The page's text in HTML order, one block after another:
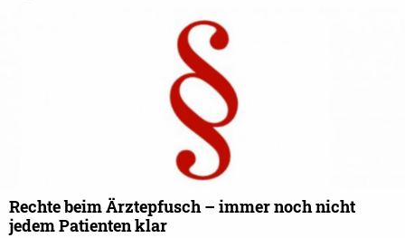
Rechte beim Ärztepfusch – immer noch nicht
jedem Patienten klar